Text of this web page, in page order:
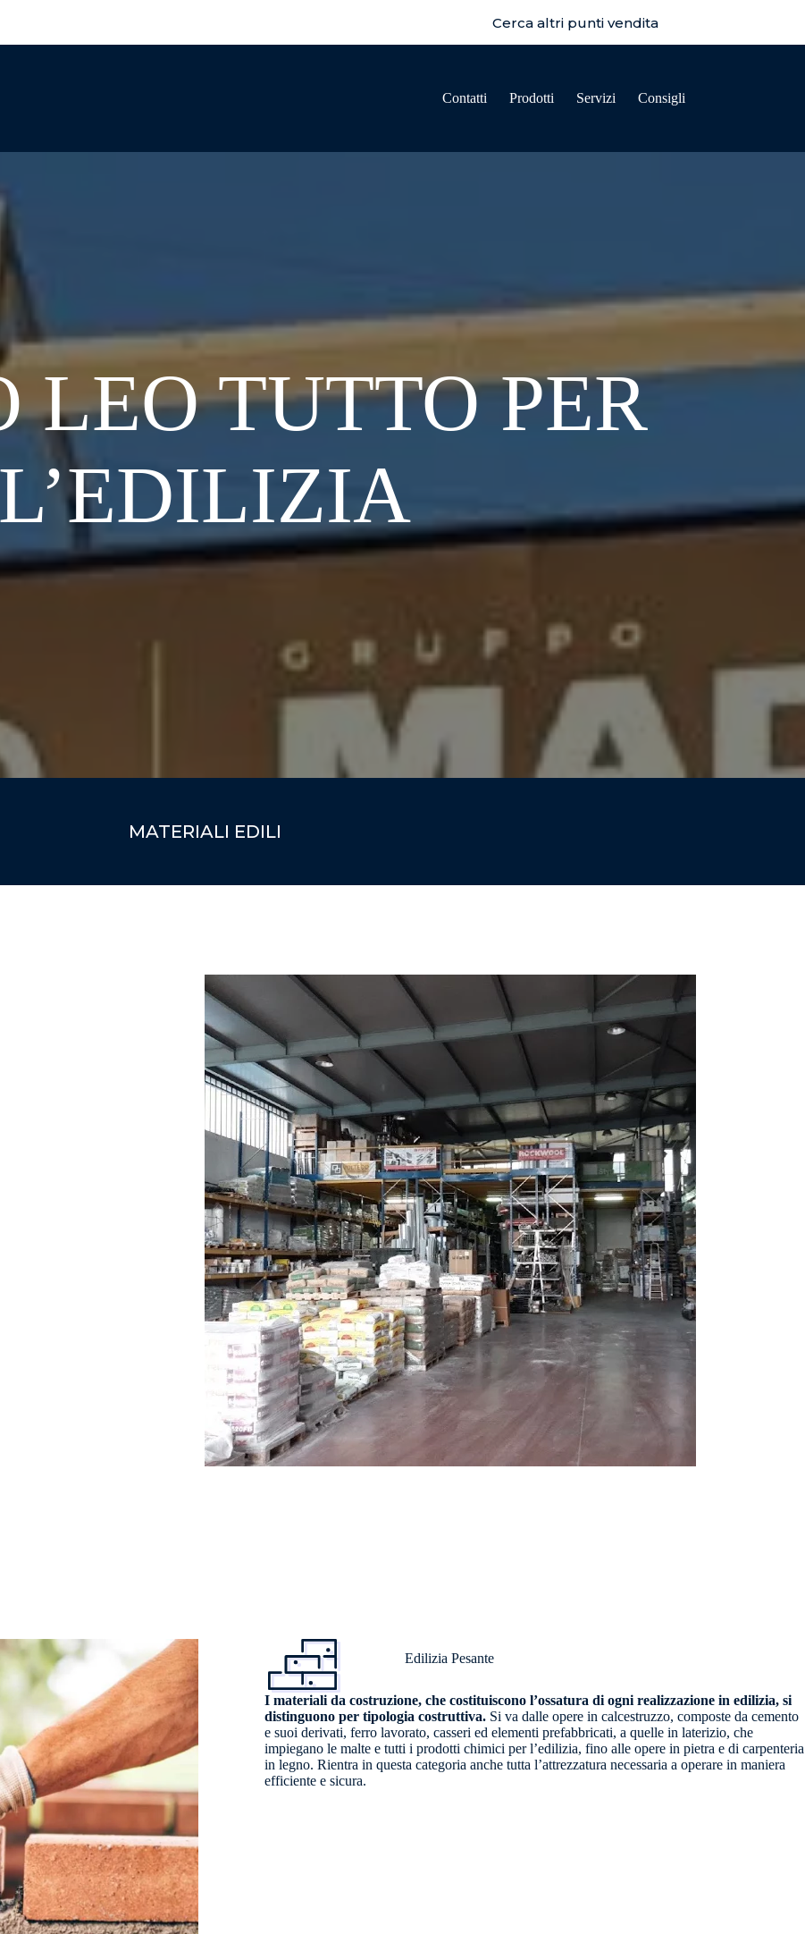
Cerca altri punti vendita
Contatti Prodotti Servizi Consigli
LEO TUTTO PER
L’EDILIZIA
MATERIALI EDILI
Edilizia Pesante
I materiali da costruzione, che costituiscono l’ossatura di ogni realizzazione in edilizia, si
distinguono per tipologia costruttiva. Si va dalle opere in calcestruzzo, composte da cemento
e suoi derivati, ferro lavorato, casseri ed elementi prefabbricati, a quelle in laterizio, che
impiegano le malte e tutti i prodotti chimici per l’edilizia, fino alle opere in pietra e di carpenteria
in legno. Rientra in questa categoria anche tutta l’attrezzatura necessaria a operare in maniera
efficiente e sicura.